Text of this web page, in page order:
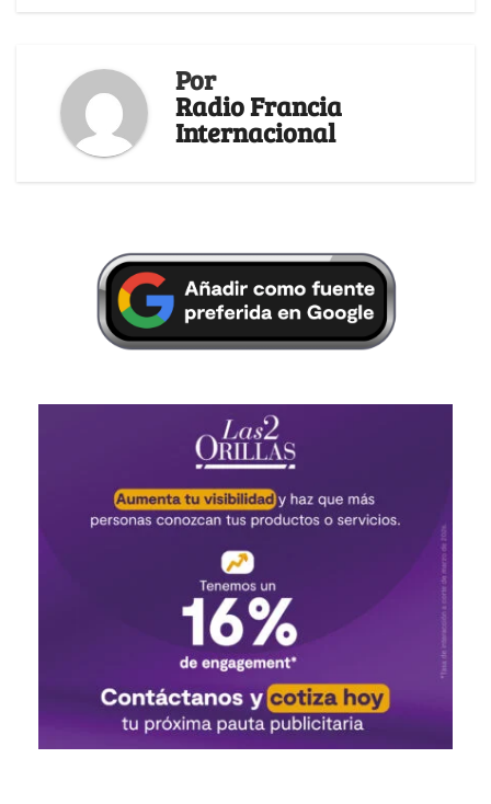
Por
Radio Francia
Internacional